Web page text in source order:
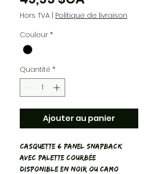
Hors TVA Politique de livraison
Couleur *
Quantité *
Ajouter au panier
Casquette 6 Panel Snapback
avec Palette Courbée
Disponible en Noir ou Camo